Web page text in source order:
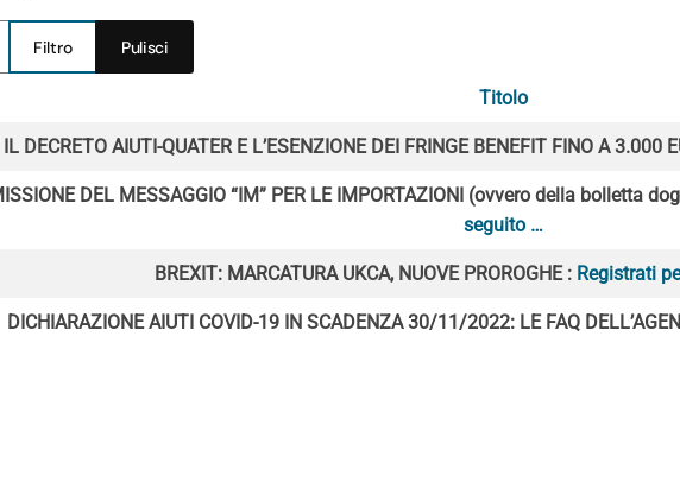
Filtro Pulisci
Titolo
IL DECRETO AIUTI-QUATER E L’ESENZIONE DEI FRINGE BENEFIT FINO A 3.000
DEL MESSAGGIO “IM” PER LE IMPORTAZIONI (ovvero della bolletta
seguito …
BREXIT: MARCATURA UKCA, NUOVE PROROGHE : Registrati
DICHIARAZIONE AIUTI COVID-19 IN SCADENZA 30/11/2022: LE FAQ